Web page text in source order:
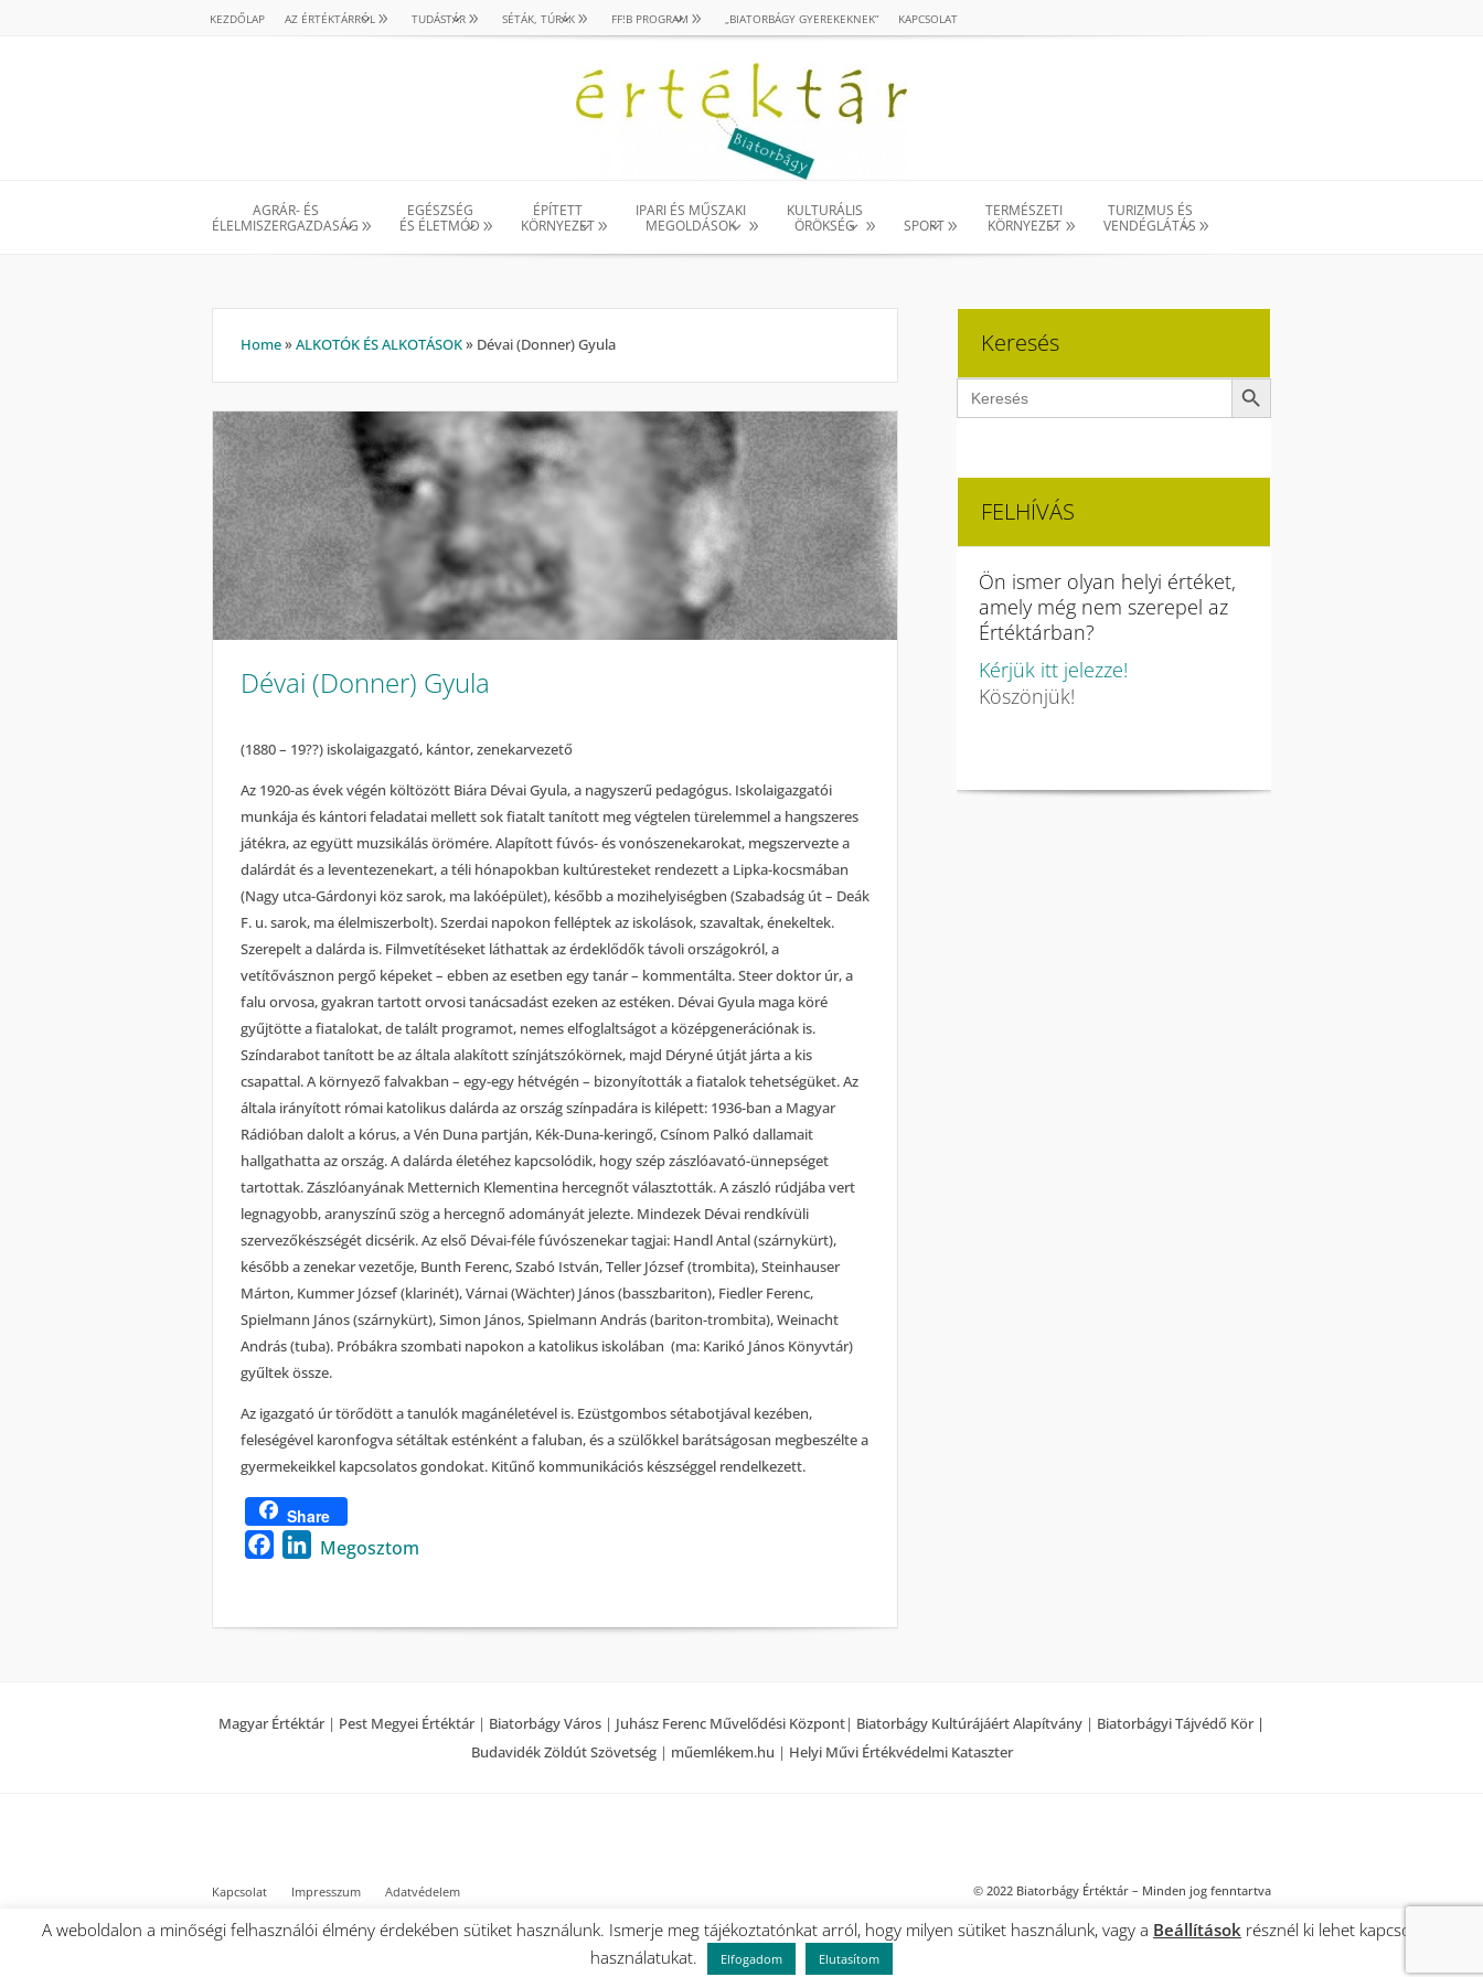
KEZDŐLAP AZ ÉRTÉKTÁRRÓL TUDÁSTÁR SÉTÁK, TÚRÁK FF!B PROGRAM „BIATORBÁGY GYEREKEKNEK” KAPCSOLAT
AGRÁR- ÉS
ÉLELMISZERGAZDASÁG
EGÉSZSÉG
ÉS ÉLETMÓD
ÉPÍTETT
KÖRNYEZET
IPARI ÉS MŰSZAKI
MEGOLDÁSOK
KULTURÁLIS
ÖRÖKSÉG
SPORT
TERMÉSZETI
KÖRNYEZET
TURIZMUS ÉS
VENDÉGLÁTÁS
Home» ALKOTÓK ÉS ALKOTÁSOK» Dévai (Donner) Gyula
Dévai (Donner) Gyula
(1880 – 19??) iskolaigazgató, kántor, zenekarvezető
Az 1920-as évek végén költözött Biára Dévai Gyula, a nagyszerű pedagógus. Iskolaigazgatói
munkája és kántori feladatai mellett sok fiatalt tanított meg végtelen türelemmel a hangszeres
játékra, az együtt muzsikálás örömére. Alapított fúvós- és vonószenekarokat, megszervezte a
dalárdát és a leventezenekart, a téli hónapokban kultúresteket rendezett a Lipka-kocsmában
(Nagy utca-Gárdonyi köz sarok, ma lakóépület), később a mozihelyiségben (Szabadság út – Deák
F. u. sarok, ma élelmiszerbolt). Szerdai napokon felléptek az iskolások, szavaltak, énekeltek.
Szerepelt a dalárda is. Filmvetítéseket láthattak az érdeklődők távoli országokról, a
vetítővásznon pergő képeket – ebben az esetben egy tanár – kommentálta. Steer doktor úr, a
falu orvosa, gyakran tartott orvosi tanácsadást ezeken az estéken. Dévai Gyula maga köré
gyűjtötte a fiatalokat, de talált programot, nemes elfoglaltságot a középgenerációnak is.
Színdarabot tanított be az általa alakított színjátszókörnek, majd Déryné útját járta a kis
csapattal. A környező falvakban – egy-egy hétvégén – bizonyították a fiatalok tehetségüket. Az
általa irányított római katolikus dalárda az ország színpadára is kilépett: 1936-ban a Magyar
Rádióban dalolt a kórus, a Vén Duna partján, Kék-Duna-keringő, Csínom Palkó dallamait
hallgathatta az ország. A dalárda életéhez kapcsolódik, hogy szép zászlóavató-ünnepséget
tartottak. Zászlóanyának Metternich Klementina hercegnőt választották. A zászló rúdjába vert
legnagyobb, aranyszínű szög a hercegnő adományát jelezte. Mindezek Dévai rendkívüli
szervezőkészségét dicsérik. Az első Dévai-féle fúvószenekar tagjai: Handl Antal (szárnykürt),
később a zenekar vezetője, Bunth Ferenc, Szabó István, Teller József (trombita), Stein­hauser
Márton, Kummer József (klarinét), Várnai (Wächter) János (basszbariton), Fiedler Ferenc,
Spielmann János (szárnykürt), Simon János, Spielmann András (bariton-trombita), Weinacht
András (tuba). Próbákra szombati napokon a katolikus iskolában (ma: Karikó János Könyvtár)
gyűltek össze.
Az igazgató úr törődött a tanulók magánéletével is. Ezüstgombos sétabotjával kezében,
feleségével karonfogva sétáltak esténként a faluban, és a szülőkkel barátságosan megbeszélte a
gyermekeikkel kapcsolatos gondokat. Kitűnő kommunikációs készséggel rendelkezett.
Share
FacebookLinkedIn
Megosztom
Keresés
Search
for:
Search Button
FELHÍVÁS
Ön ismer olyan helyi értéket,
amely még nem szerepel az
Értéktárban?
Kérjük itt jelezze!
Köszönjük!
Magyar Értéktár| Pest Megyei Értéktár| Biatorbágy Város | Juhász Ferenc Művelődési Központ| Biatorbágy Kultúrájáért Alapítvány | Biatorbágyi Tájvédő Kör |
Budavidék Zöldút Szövetség | műemlékem.hu | Helyi Művi Értékvédelmi Kataszter
Kapcsolat Impresszum Adatvédelem © 2022 Biatorbágy Értéktár – Minden jog fenntartva
A weboldalon a minőségi felhasználói élmény érdekében sütiket használunk. Ismerje meg tájékoztatónkat arról, hogy milyen sütiket használunk, vagy a Beállítások résznél ki lehet kapcsolni a
használatukat.
Elfogadom Elutasítom